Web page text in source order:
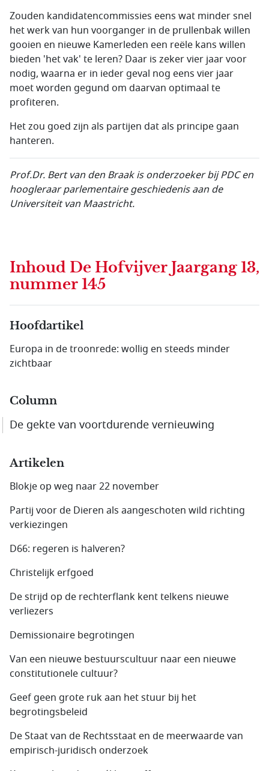
Zouden kandidatencommissies eens wat minder snel
het werk van hun voorganger in de prullenbak willen
gooien en nieuwe Kamerleden een reële kans willen
bieden 'het vak' te leren? Daar is zeker vier jaar voor
nodig, waarna er in ieder geval nog eens vier jaar
moet worden gegund om daarvan optimaal te
profiteren.
Het zou goed zijn als partijen dat als principe gaan
hanteren.
Prof.Dr. Bert van den Braak is onderzoeker bij PDC en
hoogleraar parlementaire geschiedenis aan de
Universiteit van Maastricht.
Inhoud De Hofvijver Jaargang 13,
nummer 145
Hoofdartikel
Europa in de troonrede: wollig en steeds minder
zichtbaar
Column
De gekte van voortdurende vernieuwing
Artikelen
Blokje op weg naar 22 november
Partij voor de Dieren als aangeschoten wild richting
verkiezingen
D66: regeren is halveren?
Christelijk erfgoed
De strijd op de rechterflank kent telkens nieuwe
verliezers
Demissionaire begrotingen
Van een nieuwe bestuurscultuur naar een nieuwe
constitutionele cultuur?
Geef geen grote ruk aan het stuur bij het
begrotingsbeleid
De Staat van de Rechtsstaat en de meerwaarde van
empirisch-juridisch onderzoek